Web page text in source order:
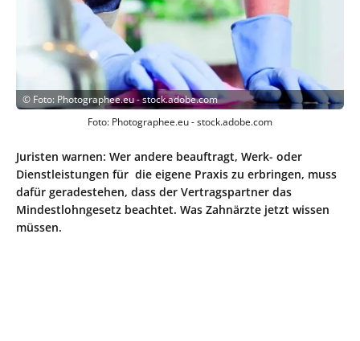
© Foto: Photographee.eu - stock.adobe.com
Foto: Photographee.eu - stock.adobe.com
Juristen warnen: Wer andere beauftragt, Werk- oder
Dienstleistungen für die eigene Praxis zu erbringen, muss
dafür geradestehen, dass der Vertragspartner das
Mindestlohngesetz beachtet. Was Zahnärzte jetzt wissen
müssen.